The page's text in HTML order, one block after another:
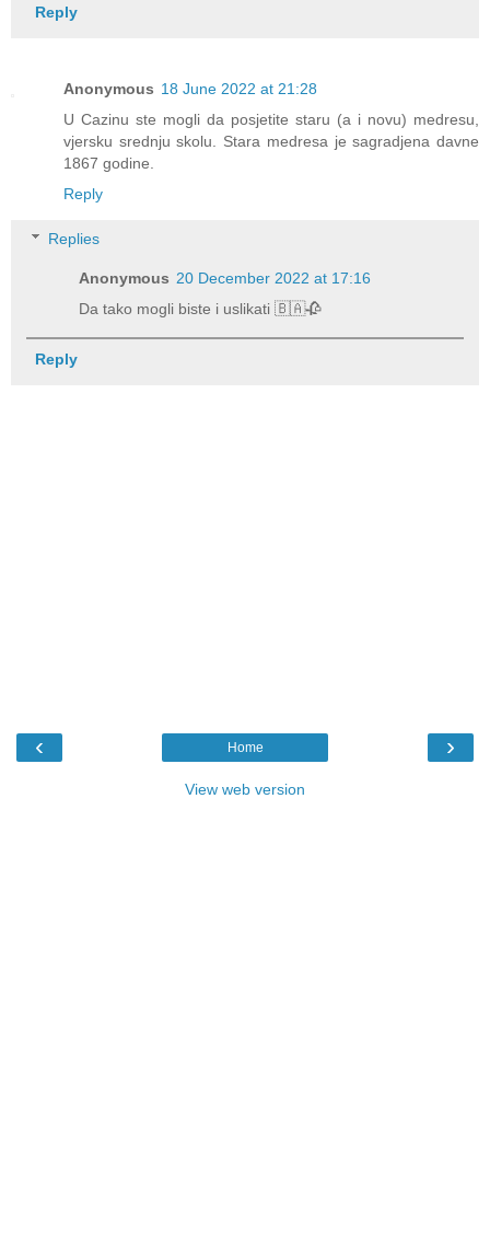
Reply
Anonymous 18 June 2022 at 21:28
U Cazinu ste mogli da posjetite staru (a i novu) medresu,
vjersku srednju skolu. Stara medresa je sagradjena davne
1867 godine.
Reply
Replies
Anonymous 20 December 2022 at 17:16
Da tako mogli biste i uslikati 🇧🇦🥀
Reply
‹ ›
Home
View web version